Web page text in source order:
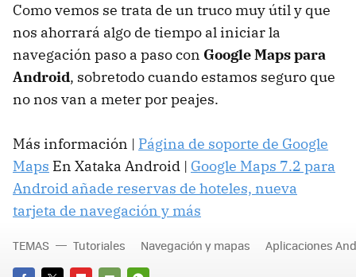
Como vemos se trata de un truco muy útil y que
nos ahorrará algo de tiempo al iniciar la
navegación paso a paso con Google Maps para
Android, sobretodo cuando estamos seguro que
no nos van a meter por peajes.
Más información | Página de soporte de Google
Maps En Xataka Android | Google Maps 7.2 para
Android añade reservas de hoteles, nueva
tarjeta de navegación y más
TEMAS Tutoriales Navegación y mapas Aplicaciones